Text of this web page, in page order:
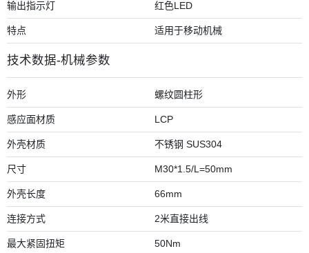
输出指示灯 红色LED
特点 适用于移动机械
技术数据-机械参数
外形 螺纹圆柱形
感应面材质 LCP
外壳材质 不锈钢 SUS304
尺寸 M30*1.5/L=50mm
外壳长度 66mm
连接方式 2米直接出线
最大紧固扭矩 50Nm